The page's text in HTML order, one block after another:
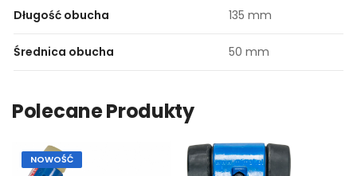
Długość obucha 135 mm
Średnica obucha 50 mm
Polecane Produkty
NOWOŚĆ